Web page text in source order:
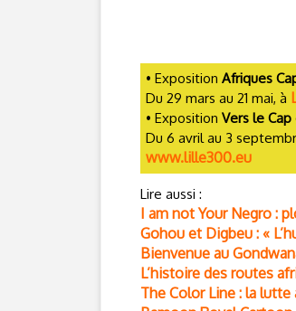
• Exposition Afriques
Du 29 mars au 21 mai, à
• Exposition Vers le
Du 6 avril au 3
www.lille300.eu
Lire aussi :
I am not Your Negro :
Gohou et Digbeu : «
Bienvenue au
L’histoire des routes
The Color Line : la